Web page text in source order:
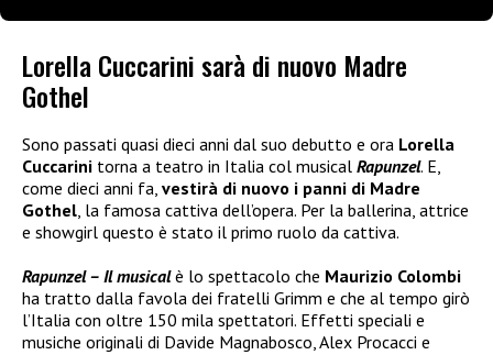
Lorella Cuccarini sarà di nuovo Madre
Gothel
Sono passati quasi dieci anni dal suo debutto e ora Lorella
Cuccarini torna a teatro in Italia col musical Rapunzel. E,
come dieci anni fa, vestirà di nuovo i panni di Madre
Gothel, la famosa cattiva dell’opera. Per la ballerina, attrice
e showgirl questo è stato il primo ruolo da cattiva.
Rapunzel – Il musicalè lo spettacolo che Maurizio Colombi
ha tratto dalla favola dei fratelli Grimm e che al tempo girò
l’Italia con oltre 150 mila spettatori. Effetti speciali e
musiche originali di Davide Magnabosco, Alex Procacci e